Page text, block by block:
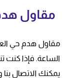
مقاول
مقاول هدم حي
الساعة. فإذا كنت
يمكنك الاتصال